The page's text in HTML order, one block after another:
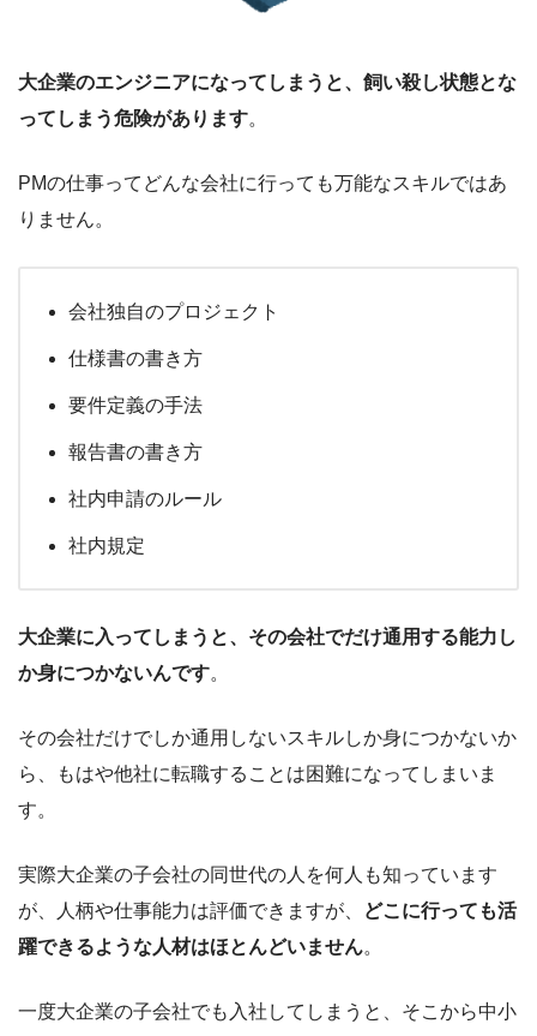
大企業のエンジニアになってしまうと、飼い殺し状態とな
ってしまう危険があります。
PMの仕事ってどんな会社に行っても万能なスキルではあ
りません。
会社独自のプロジェクト
仕様書の書き方
要件定義の手法
報告書の書き方
社内申請のルール
社内規定
大企業に入ってしまうと、その会社でだけ通用する能力し
か身につかないんです。
その会社だけでしか通用しないスキルしか身につかないか
ら、もはや他社に転職することは困難になってしまいま
す。
実際大企業の子会社の同世代の人を何人も知っています
が、人柄や仕事能力は評価できますが、
どこに行っても活
躍できるような人材はほとんどいません。
一度大企業の子会社でも入社してしまうと、そこから中小